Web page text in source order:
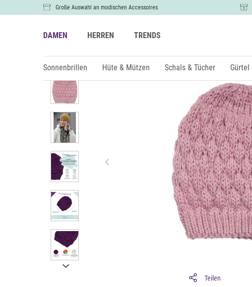
Große Auswahl an modischen Accessoires
DAMEN HERREN TRENDS
Sonnenbrillen Hüte & Mützen Schals & Tücher Gürtel
Teilen